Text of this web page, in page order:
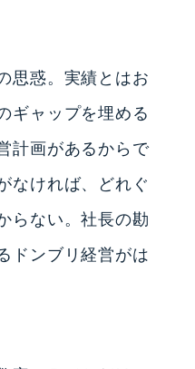
思惑。実績とはお
ギャップを埋める
計画があるからで
なければ、どれぐ
らない。社長の勘
ドンブリ経営がは